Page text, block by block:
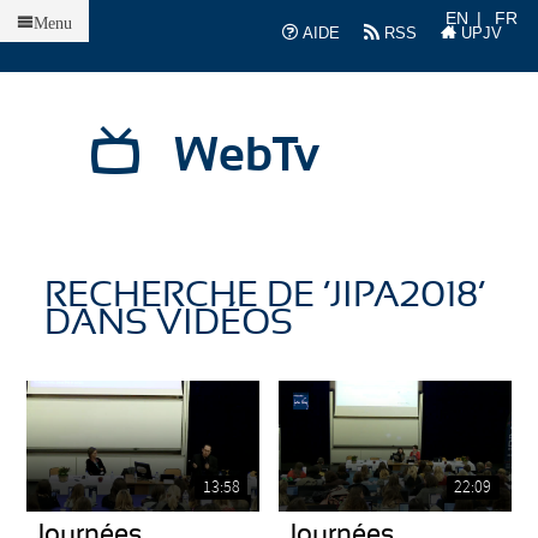
AIDE
RSS UPJV
EN FR
WebTv
Menu
RECHERCHE DE ’JIPA2018’
DANS VIDÉOS
13:58 22:09